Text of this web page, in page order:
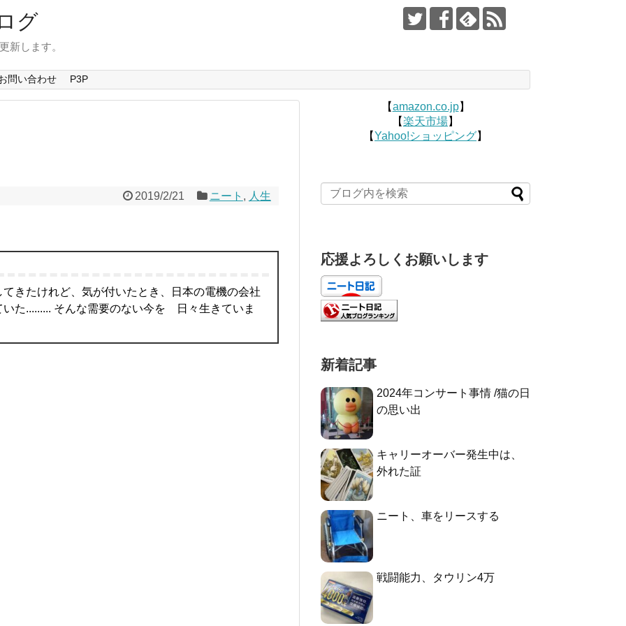
グ
新します。
問い合わせ P3P
2019/2/21 ニート , 人生
きたけれど、気が付いたとき、日本の電機の会社
た......... そんな需要のない今を 日々生きていま
【amazon.co.jp】
【楽天市場】
【Yahoo!ショッピング】
応援よろしくお願いします
新着記事
2024年コンサート事情 /猫の日
の思い出
キャリーオーバー発生中は、
外れた証
ニート、車をリースする
戦闘能力、タウリン4万